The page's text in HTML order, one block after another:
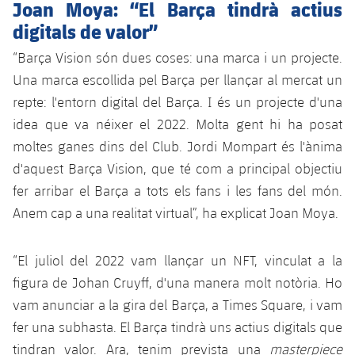
Jugadors
Calendari
Resultats
Classificació
Fotos
Notícies
Voleibol masculí
Voleibol femení
Apunta't a les amateurs
plusicon
més
Apunta't a les amateurs
Carnet de l'Esportista Amateur
PLUSICON
MÉS
League of Legends
VALORANT Rising
VALORANT Game Changers
eFootball
Joan Moya: “El Barça tindrà actius
digitals de valor”
“Barça Vision són dues coses: una marca i un projecte.
Una marca escollida pel Barça per llançar al mercat un
repte: l'entorn digital del Barça. I és un projecte d'una
idea que va néixer el 2022. Molta gent hi ha posat
moltes ganes dins del Club. Jordi Mompart és l'ànima
d'aquest Barça Vision, que té com a principal objectiu
fer arribar el Barça a tots els fans i les fans del món.
Anem cap a una realitat virtual”, ha explicat Joan Moya.
“El juliol del 2022 vam llançar un NFT, vinculat a la
figura de Johan Cruyff, d'una manera molt notòria. Ho
vam anunciar a la gira del Barça, a Times Square, i vam
fer una subhasta. El Barça tindrà uns actius digitals que
tindran valor. Ara, tenim prevista una masterpiece